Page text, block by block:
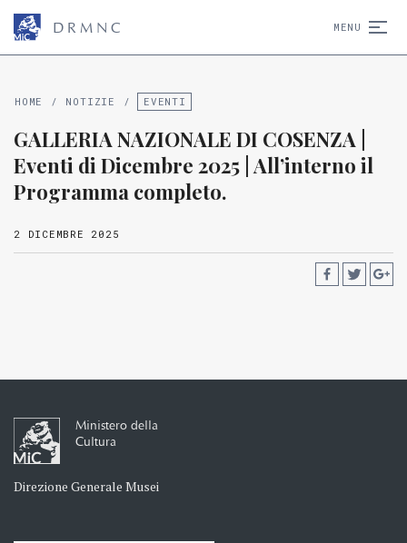
D R M N C MENU
HOME / NOTIZIE / EVENTI
GALLERIA NAZIONALE DI COSENZA |
Eventi di Dicembre 2025 | All’interno il
Programma completo.
2 DICEMBRE 2025
Ministero della
Cultura
Direzione Generale Musei